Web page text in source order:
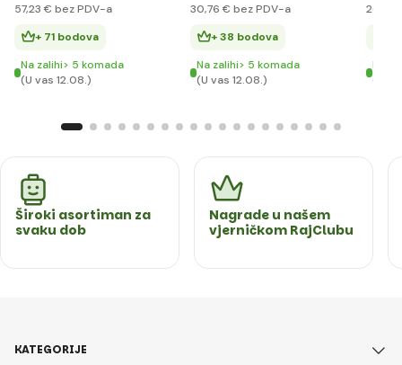
57,23 € bez PDV-a
+ 71 bodova
Na zalihi> 5 komada
(U vas 12.08.)
30,76 € bez PDV-a
+ 38 bodova
Na zalihi> 5 komada
(U vas 12.08.)
26
Na
(U
Široki asortiman za
svaku dob
Nagrade u našem
vjerničkom RajClubu
KATEGORIJE